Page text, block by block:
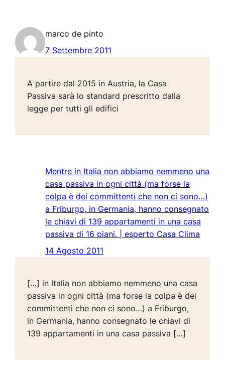
marco de pinto
7 Settembre 2011
A partire dal 2015 in Austria, la Casa
Passiva sarà lo standard prescritto dalla
legge per tutti gli edifici
Mentre in Italia non abbiamo nemmeno una
casa passiva in ogni città (ma forse la
colpa è dei committenti che non ci sono…)
a Friburgo, in Germania, hanno consegnato
le chiavi di 139 appartamenti in una casa
passiva di 16 piani. | esperto Casa Clima
14 Agosto 2011
[…] in Italia non abbiamo nemmeno una casa
passiva in ogni città (ma forse la colpa è dei
committenti che non ci sono…) a Friburgo,
in Germania, hanno consegnato le chiavi di
139 appartamenti in una casa passiva […]